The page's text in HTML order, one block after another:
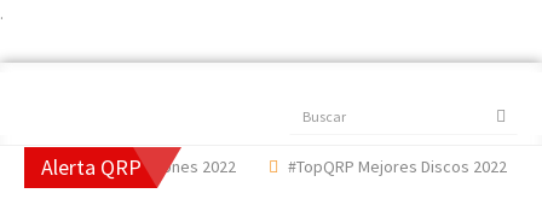
.
Buscar
Alerta QRP
Mejores Canciones 2022 #TopQRP Mejores Discos 2022